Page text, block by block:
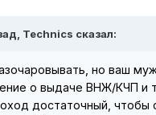
Technics сказал:
но ваш
о выдаче ВНЖ/КЧП и
достаточный, чтобы